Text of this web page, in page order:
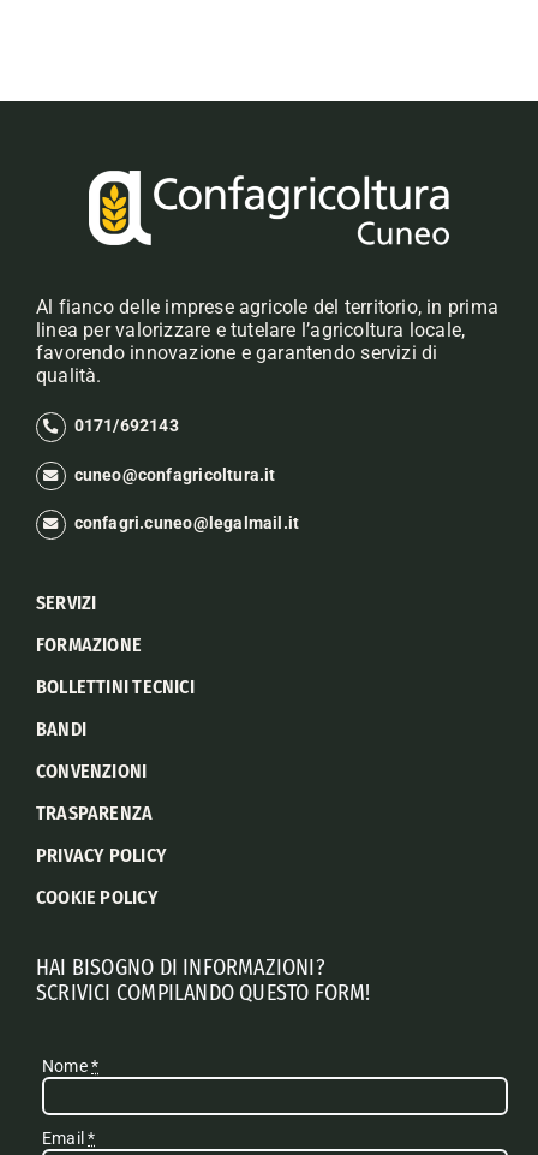
Al fianco delle imprese agricole del territorio, in prima
linea per valorizzare e tutelare l’agricoltura locale,
favorendo innovazione e garantendo servizi di
qualità.
0171/692143
cuneo@confagricoltura.it
confagri.cuneo@legalmail.it
SERVIZI
FORMAZIONE
BOLLETTINI TECNICI
BANDI
CONVENZIONI
TRASPARENZA
PRIVACY POLICY
COOKIE POLICY
HAI BISOGNO DI INFORMAZIONI?
SCRIVICI COMPILANDO QUESTO FORM!
Nome*
Email*